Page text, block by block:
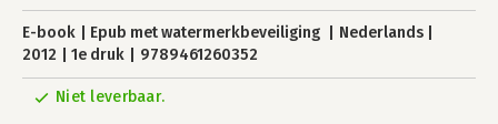
E-book Epub met watermerkbeveiliging
Nederlands
2012
1e druk 9789461260352
Niet leverbaar.